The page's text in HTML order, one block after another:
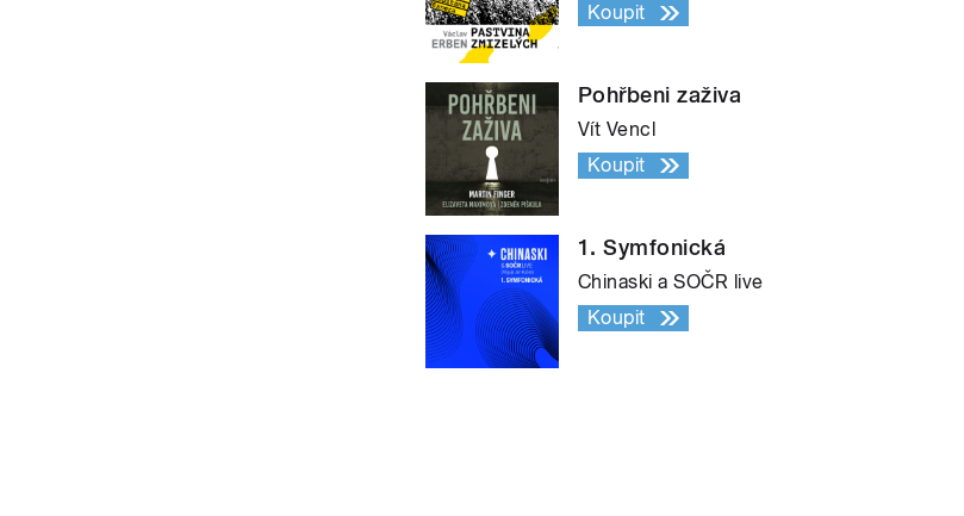
Koupit
Pohřbeni zaživa
Vít Vencl
Koupit
1. Symfonická
Chinaski a SOČR live
Koupit